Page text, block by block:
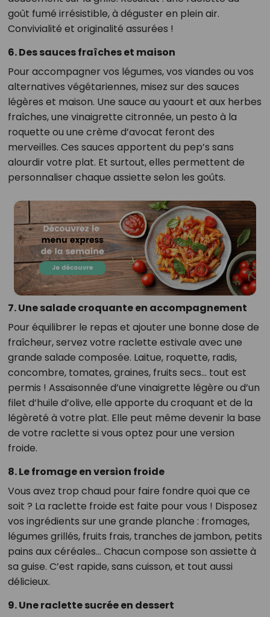
goût fumé irrésistible, à déguster en plein air.
Convivialité et originalité assurées !
6. Des sauces fraîches et maison
Pour accompagner vos légumes, vos viandes ou vos
alternatives végétariennes, misez sur des sauces
légères et maison. Une sauce au yaourt et aux herbes
fraîches, une vinaigrette citronnée, un pesto à la
roquette ou une crème d’avocat feront des
merveilles. Ces sauces apportent du pep’s sans
alourdir votre plat. Et surtout, elles permettent de
personnaliser chaque assiette selon les goûts.
7. Une salade croquante en accompagnement
Pour équilibrer le repas et ajouter une bonne dose de
fraîcheur, servez votre raclette estivale avec une
grande salade composée. Laitue, roquette, radis,
concombre, tomates, graines, fruits secs… tout est
permis ! Assaisonnée d’une vinaigrette légère ou d’un
filet d’huile d’olive, elle apporte du croquant et de la
légèreté à votre plat. Elle peut même devenir la base
de votre raclette si vous optez pour une version
froide.
8. Le fromage en version froide
Vous avez trop chaud pour faire fondre quoi que ce
soit ? La raclette froide est faite pour vous ! Disposez
vos ingrédients sur une grande planche : fromages,
légumes grillés, fruits frais, tranches de jambon, petits
pains aux céréales… Chacun compose son assiette à
sa guise. C’est rapide, sans cuisson, et tout aussi
délicieux.
9. Une raclette sucrée en dessert